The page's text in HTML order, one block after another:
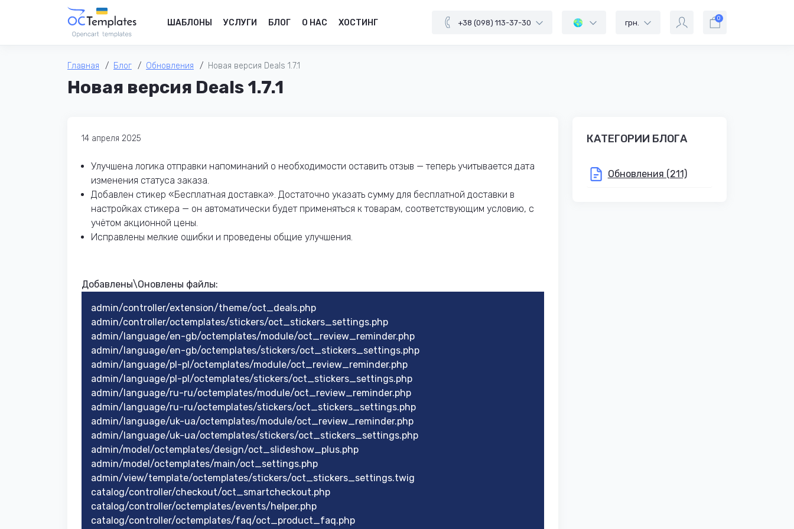
ШАБЛОНЫ УСЛУГИ БЛОГ О НАС ХОСТИНГ +38 (098) 113-37-30 грн. 0
Главная Блог Обновления Новая версия Deals 1.7.1
Новая версия Deals 1.7.1
14 апреля 2025
Улучшена логика отправки напоминаний о необходимости оставить отзыв — теперь учитывается дата
изменения статуса заказа.
Добавлен стикер «Бесплатная доставка». Достаточно указать сумму для бесплатной доставки в
настройках стикера — он автоматически будет применяться к товарам, соответствующим условию, с
учётом акционной цены.
Исправлены мелкие ошибки и проведены общие улучшения.
Добавлены\Оновлены файлы:​
admin/controller/extension/theme/oct_deals.php
admin/controller/octemplates/stickers/oct_stickers_settings.php
admin/language/en-gb/octemplates/module/oct_review_reminder.php
admin/language/en-gb/octemplates/stickers/oct_stickers_settings.php
admin/language/pl-pl/octemplates/module/oct_review_reminder.php
admin/language/pl-pl/octemplates/stickers/oct_stickers_settings.php
admin/language/ru-ru/octemplates/module/oct_review_reminder.php
admin/language/ru-ru/octemplates/stickers/oct_stickers_settings.php
admin/language/uk-ua/octemplates/module/oct_review_reminder.php
admin/language/uk-ua/octemplates/stickers/oct_stickers_settings.php
admin/model/octemplates/design/oct_slideshow_plus.php
admin/model/octemplates/main/oct_settings.php
admin/view/template/octemplates/stickers/oct_stickers_settings.twig
catalog/controller/checkout/oct_smartcheckout.php
catalog/controller/octemplates/events/helper.php
catalog/controller/octemplates/faq/oct_product_faq.php
КАТЕГОРИИ БЛОГА
Обновления (211)